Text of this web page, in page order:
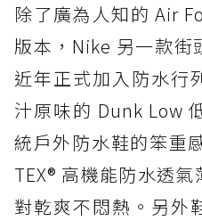
除了廣為人知的 Air
版本，Nike 另一款街
近年正式加入防水行
汁原味的 Dunk Low
統戶外防水鞋的笨重
TEX® 高機能防水透
對乾爽不悶熱。另外